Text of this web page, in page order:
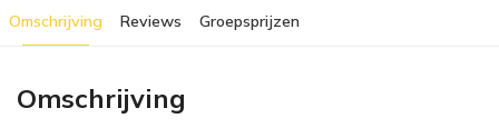
Omschrijving Reviews Groepsprijzen
Omschrijving